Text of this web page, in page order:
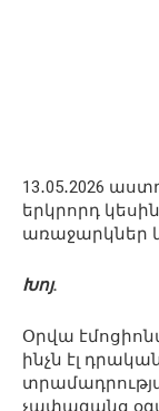
13․05․2026
երկրորդ
առաջարկներ
Խոյ.
Օրվա
ինչն էլ
չափազանց